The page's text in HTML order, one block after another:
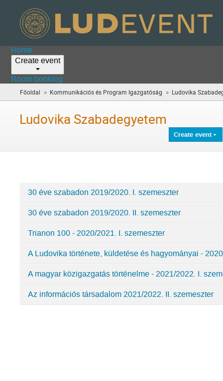
Home
Create event
Room booking
Főoldal » Kommunikációs és Program Igazgatóság » Ludovika
Ludovika Szabadegyetem
Create event
Ludovika
30 éve szabadon 2019/2020. I. szemeszter
30 éve szabadon 2019/2020. II. szemeszter
Trianon 100 - 2020/2021. I. szemeszter
A Ludovika története, küldetése és hagyományai -
A magyar közigazgatás történelme - 2021/2022. I.
Az információs társadalom 2021/2022. II. szemeszter